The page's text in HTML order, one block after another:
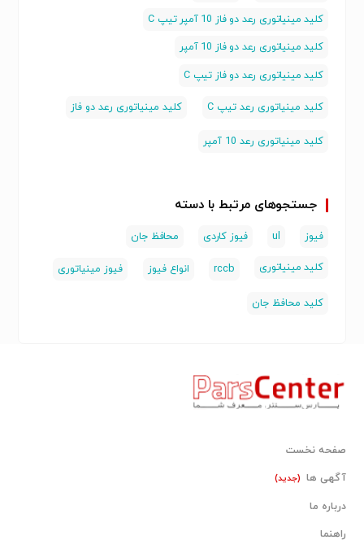
تلفن : 36612678 - 025
www.automation24.ir
کلید مینیاتوری رعد دو فاز 10 آمپر تیپ C
کلید مینیاتوری رعد دو فاز 10 آمپر
کلید مینیاتوری رعد دو فاز تیپ C
کلید مینیاتوری رعد تیپ C کلید مینیاتوری رعد دو فاز
کلید مینیاتوری رعد 10 آمپر
جستجوهای مرتبط با دسته
فیوز ul فیوز کاردی محافظ جان
کلید مینیاتوری rccb انواع فیوز فیوز مینیاتوری
کلید محافظ جان
صفحه نخست
آگهی ها (جدید)
درباره ما
راهنما